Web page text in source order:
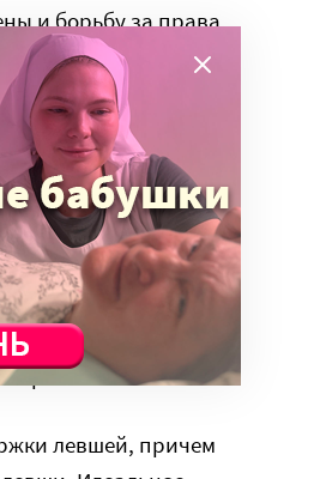
и борьбу за права
замечание. Но
не обижался,
что нет такого
передали правой
угнетенное, потому
а у нас
кабинете тоже
прыткие! А вот и нет.
левшей, причем